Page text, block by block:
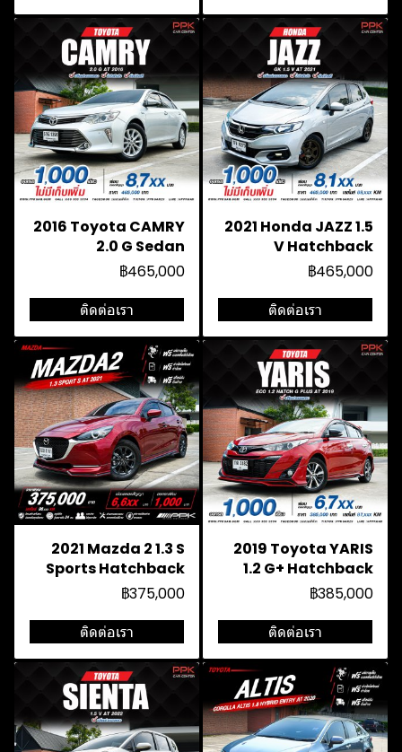
2016 Toyota CAMRY
2.0 G Sedan
฿465,000
ติดต่อเรา
2021 Honda JAZZ 1.5
V Hatchback
฿465,000
ติดต่อเรา
2021 Mazda 2 1.3 S
Sports Hatchback
฿375,000
ติดต่อเรา
2019 Toyota YARIS
1.2 G+ Hatchback
฿385,000
ติดต่อเรา